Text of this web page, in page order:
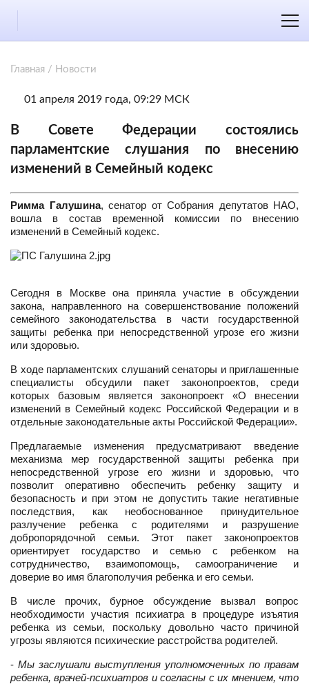
Главная / Новости
01 апреля 2019 года, 09:29 МСК
В Совете Федерации состоялись
парламентские слушания по внесению
изменений в Семейный кодекс
Римма Галушина, сенатор от Собрания депутатов НАО,
вошла в состав временной комиссии по внесению
изменений в Семейный кодекс.
Сегодня в Москве она приняла участие в обсуждении
закона, направленного на совершенствование положений
семейного законодательства в части государственной
защиты ребенка при непосредственной угрозе его жизни
или здоровью.
В ходе парламентских слушаний сенаторы и приглашенные
специалисты обсудили пакет законопроектов, среди
которых базовым является законопроект «О внесении
изменений в Семейный кодекс Российской Федерации и в
отдельные законодательные акты Российской Федерации».
Предлагаемые изменения предусматривают введение
механизма мер государственной защиты ребенка при
непосредственной угрозе его жизни и здоровью, что
позволит оперативно обеспечить ребенку защиту и
безопасность и при этом не допустить такие негативные
последствия, как необоснованное принудительное
разлучение ребенка с родителями и разрушение
добропорядочной семьи. Этот пакет законопроектов
ориентирует государство и семью с ребенком на
сотрудничество, взаимопомощь, самоограничение и
доверие во имя благополучия ребенка и его семьи.
В числе прочих, бурное обсуждение вызвал вопрос
необходимости участия психиатра в процедуре изъятия
ребенка из семьи, поскольку довольно часто причиной
угрозы являются психические расстройства родителей.
- Мы заслушали выступления уполномоченных по правам
ребенка, врачей-психиатров и согласны с их мнением, что